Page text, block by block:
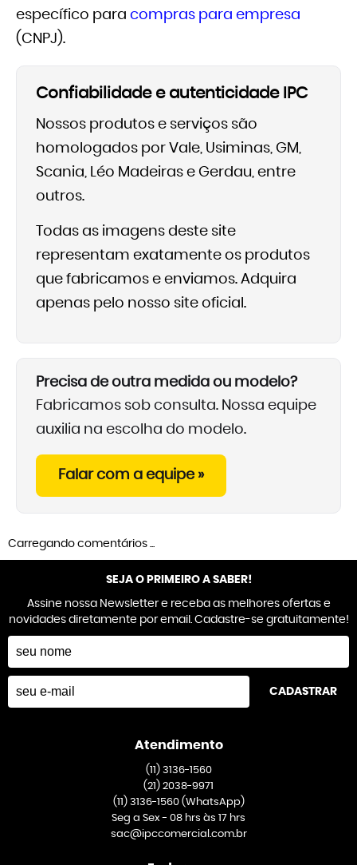
específico para compras para empresa
(CNPJ).
Confiabilidade e autenticidade IPC
Nossos produtos e serviços são
homologados por Vale, Usiminas, GM,
Scania, Léo Madeiras e Gerdau, entre
outros.
Todas as imagens deste site
representam exatamente os produtos
que fabricamos e enviamos. Adquira
apenas pelo nosso site oficial.
Precisa de outra medida ou modelo?
Fabricamos sob consulta. Nossa equipe
auxilia na escolha do modelo.
Falar com a equipe »
Carregando comentários ...
SEJA O PRIMEIRO A SABER!
Assine nossa Newsletter e receba as melhores ofertas e
novidades diretamente por email. Cadastre-se gratuitamente!
CADASTRAR
Atendimento
(11)3136-1560
(21) 2038-9971
(11)3136-1560 (WhatsApp)
Seg a Sex - 08 hrs às 17 hrs
sac@ipccomercial.com.br